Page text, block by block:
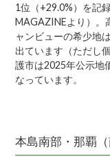
1位（+29.0%）を記
MAGAZINEより）。
ャンビューの希少地
出ています（ただし
護市は2025年公示地
なっています。
本島南部・那覇